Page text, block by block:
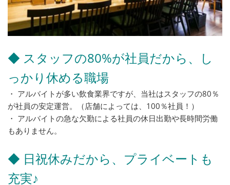
◆ スタッフの80%が社員だから、し
っかり休める職場
・ アルバイトが多い飲食業界ですが、当社はスタッフの80％
が社員の安定運営。（店舗によっては、100％社員！）
・ アルバイトの急な欠勤による社員の休日出勤や長時間労働
もありません。
◆ 日祝休みだから、プライベートも
充実♪